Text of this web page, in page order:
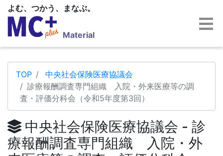
よむ、つかう、まなぶ。
Material
TOP
中央社会保険医療協議会
診療報酬調査専門組織 入院・外来医療等の調
査・評価分科会（令和5年度第3回）
中央社会保険医療協議会 - 診
療報酬調査専門組織 入院・外